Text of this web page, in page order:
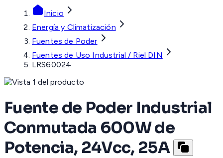
Inicio
Energía y Climatización
Fuentes de Poder
Fuentes de Uso Industrial / Riel DIN
LRS60024
Fuente de Poder Industrial
Conmutada 600W de
Potencia, 24Vcc, 25A